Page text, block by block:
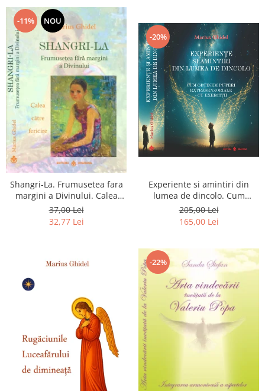
-11% NOU
Shangri-La. Frumusetea fara
margini a Divinului. Calea
catre fericire
37,00 Lei
32,77 Lei
-20%
Experiente si amintiri din
lumea de dincolo. Cum
obtinem puteri
extrasenzoriale - cu exercitii
205,00 Lei
165,00 Lei
-22%